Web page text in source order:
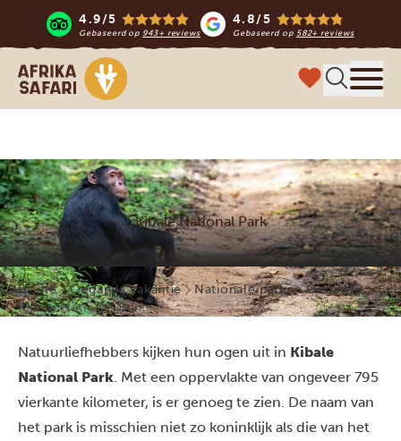
4.9/5
Gebaseerd op 943+ reviews
4.8/5
Gebaseerd op 582+ reviews
Afrika safari
Kibale National Park
Home Oeganda vakantie
Nationale parken Oeganda
Kibale National Park
Natuurliefhebbers kijken hun ogen uit in Kibale
National Park. Met een oppervlakte van ongeveer 795
vierkante kilometer, is er genoeg te zien. De naam van
het park is misschien niet zo koninklijk als die van het